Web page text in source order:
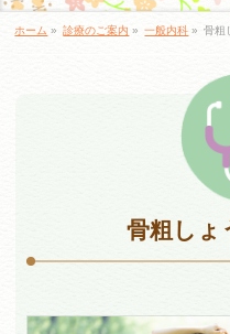
ホーム » 診療のご案内 » 一般内科 » 骨粗
骨粗しょ